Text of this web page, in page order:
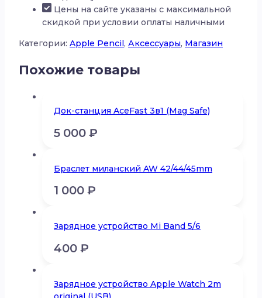
Цены на сайте указаны с максимальной
скидкой при условии оплаты наличными
Категории: Apple Pencil, Аксессуары, Магазин
Похожие товары
Док-станция AceFast 3в1 (Mag Safe)
5 000 ₽
Браслет миланский AW 42/44/45mm
1 000 ₽
Зарядное устройство Mi Band 5/6
400 ₽
Зарядное устройство Apple Watch 2m